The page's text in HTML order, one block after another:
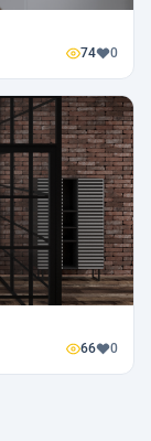
74 0
66 0